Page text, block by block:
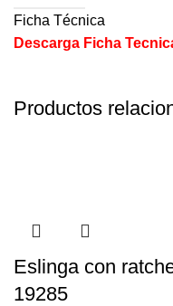
Ficha Técnica
Descarga Ficha
Productos
Eslinga con
19285